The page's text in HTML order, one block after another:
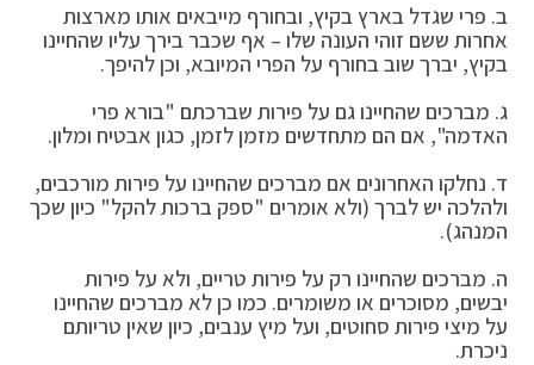
ב. פרי שגדל בארץ בקיץ, ובחורף מייבאים אותו מארצות
אחרות ששם זוהי העונה שלו – אף שכבר בירך עליו שהחיינו
בקיץ, יברך שוב בחורף על הפרי המיובא, וכן להיפך.
ג. מברכים שהחיינו גם על פירות שברכתם "בורא פרי
האדמה", אם הם מתחדשים מזמן לזמן, כגון אבטיח ומלון.
ד. נחלקו האחרונים אם מברכים שהחיינו על פירות מורכבים,
ולהלכה יש לברך (ולא אומרים "ספק ברכות להקל" כיון שכך
המנהג).
ה. מברכים שהחיינו רק על פירות טריים, ולא על פירות
יבשים, מסוכרים או משומרים. כמו כן לא מברכים שהחיינו
על מיצי פירות סחוטים, ועל מיץ ענבים, כיון שאין טריותם
ניכרת.